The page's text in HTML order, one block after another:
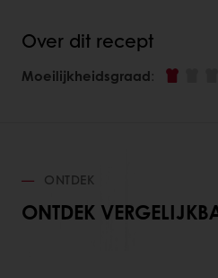
Over dit recept
Moeilijkheidsgraad:
ONTDEK
ONTDEK